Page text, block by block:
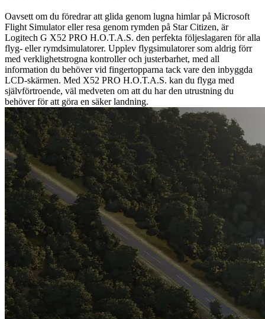
Oavsett om du föredrar att glida genom lugna himlar på Microsoft
Flight Simulator eller resa genom rymden på Star Citizen, är
Logitech G X52 PRO H.O.T.A.S. den perfekta följeslagaren för alla
flyg- eller rymdsimulatorer. Upplev flygsimulatorer som aldrig förr
med verklighetstrogna kontroller och justerbarhet, med all
information du behöver vid fingertopparna tack vare den inbyggda
LCD-skärmen. Med X52 PRO H.O.T.A.S. kan du flyga med
självförtroende, väl medveten om att du har den utrustning du
behöver för att göra en säker landning.